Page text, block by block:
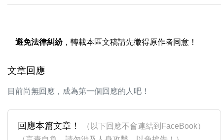
避免法律糾紛，轉載本區文稿請先徵得原作者同意！
文章回應
目前尚無回應，成為第一個回應的人吧！
回應本篇文章！
（以下回應不會連結到FaceBook）